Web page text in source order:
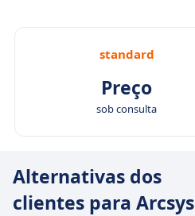
standard
Preço
sob consulta
Alternativas dos
clientes para Arcsys